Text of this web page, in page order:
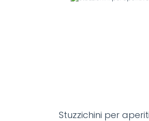
Stuzzichini per